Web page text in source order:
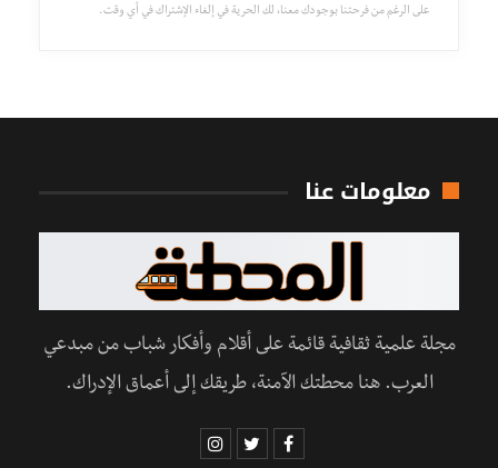
على الرغم من فرحتنا بوجودك معنا، لك الحرية في إلغاء الإشتراك في أي وقت.
معلومات عنا
مجلة علمية ثقافية قائمة على أقلام وأفكار شباب من مبدعي
العرب. هنا محطتك الآمنة، طريقك إلى أعماق الإدراك.